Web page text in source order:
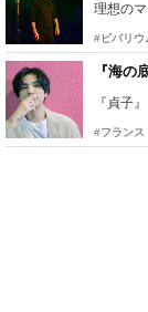
#ビバリウ
『海の
#フランス